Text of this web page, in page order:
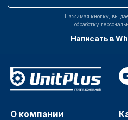
Нажимая кнопку, вы
обработку
Написать в
О компании